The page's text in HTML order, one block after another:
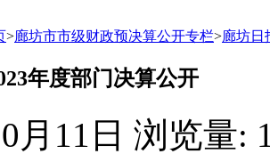
>廊坊市市级财政预决算公开专栏>廊坊日
年度部门决算公开
月11日 浏览量: